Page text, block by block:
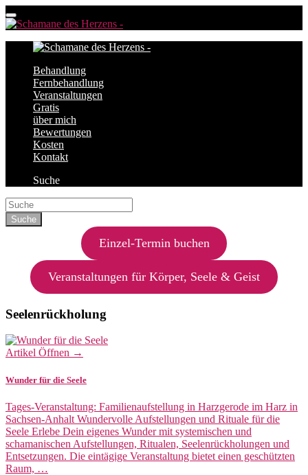
Behandlung
Fernbehandlung
Veranstaltungen
Gratis
über mich
Bewertungen
Kosten
Kontakt
Suche
Einzel-Termin buchen
Veranstaltungen für Körper, Seele & Geist
Seelenrückholung
Artikel Öffnen →
Wunder für die Seele
Tages-Veranstaltung: Familienaufstellung in Harzgerode im Harz in
Sachsen-Anhalt Wundervolle Aufstellungen und Rituale für die
Seele Erlebe Dein eigenes Wunder mit systemischen und
schamanischen Aufstellungen, Ritualen, Seelenrückholungen und
Entsetzungen. Die eintägige Veranstaltung bietet einen geschützten
Raum, …